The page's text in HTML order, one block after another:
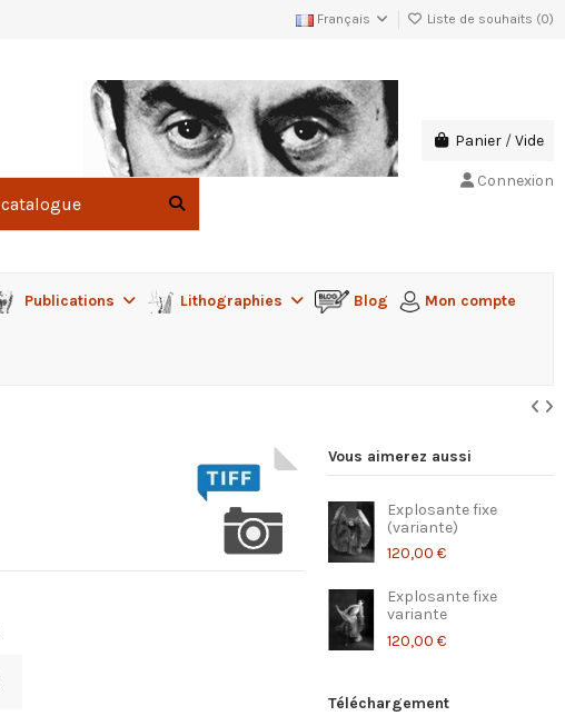
Français Liste de souhaits (0)
Panier /Vide
Connexion
Publications Lithographies Blog Mon compte
Vous aimerez aussi
Explosante fixe
(variante)
120,00 €
Explosante fixe
variante
120,00 €
Téléchargement